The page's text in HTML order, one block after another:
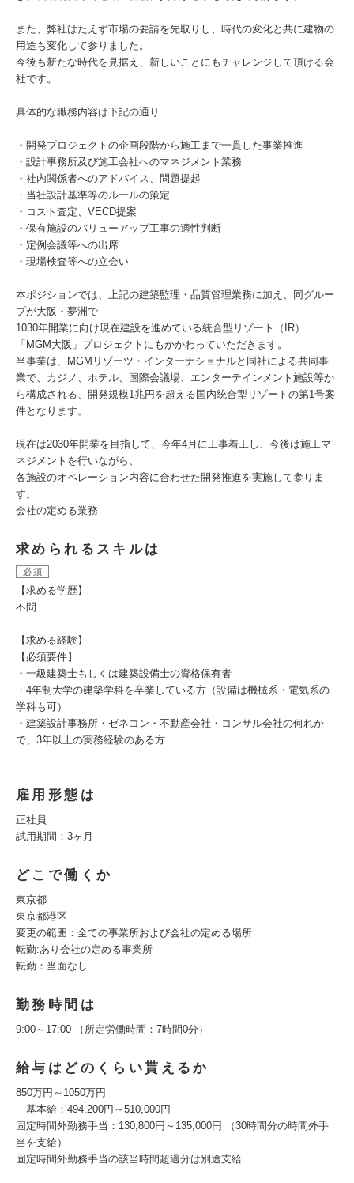
また、弊社はたえず市場の要請を先取りし、時代の変化と共に建物の
用途も変化して参りました。
今後も新たな時代を見据え、新しいことにもチャレンジして頂ける会
社です。
具体的な職務内容は下記の通り
・開発プロジェクトの企画段階から施工まで一貫した事業推進
・設計事務所及び施工会社へのマネジメント業務
・社内関係者へのアドバイス、問題提起
・当社設計基準等のルールの策定
・コスト査定、VECD提案
・保有施設のバリューアップ工事の適性判断
・定例会議等への出席
・現場検査等への立会い
本ポジションでは、上記の建築監理・品質管理業務に加え、同グルー
プが大阪・夢洲で
1030年開業に向け現在建設を進めている統合型リゾート（IR）
「MGM大阪」プロジェクトにもかかわっていただきます。
当事業は、MGMリゾーツ・インターナショナルと同社による共同事
業で、カジノ、ホテル、国際会議場、エンターテインメント施設等か
ら構成される、開発規模1兆円を超える国内統合型リゾートの第1号案
件となります。
現在は2030年開業を目指して、今年4月に工事着工し、今後は施工マ
ネジメントを行いながら、
各施設のオペレーション内容に合わせた開発推進を実施して参りま
す。
会社の定める業務
求められるスキルは
必須
【求める学歴】
不問
【求める経験】
【必須要件】
・一級建築士もしくは建築設備士の資格保有者
・4年制大学の建築学科を卒業している方（設備は機械系・電気系の
学科も可）
・建築設計事務所・ゼネコン・不動産会社・コンサル会社の何れか
で、3年以上の実務経験のある方
雇用形態は
正社員
試用期間：3ヶ月
どこで働くか
東京都
東京都港区
変更の範囲：全ての事業所および会社の定める場所
転勤:あり会社の定める事業所
転勤：当面なし
勤務時間は
9:00～17:00 （所定労働時間：7時間0分）
給与はどのくらい貰えるか
850万円～1050万円
基本給：494,200円～510,000円
固定時間外勤務手当：130,800円～135,000円 （30時間分の時間外手
当を支給）
固定時間外勤務手当の該当時間超過分は別途支給